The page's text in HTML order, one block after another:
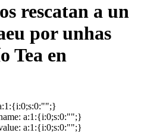
rescatan a un
por unhas
Tea en
a:1:{i:0;s:0:"";}
a:1:{i:0;s:0:"";}